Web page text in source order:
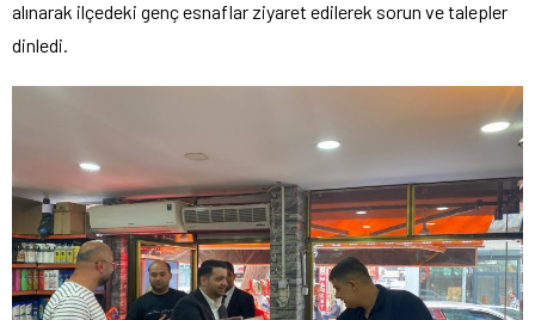
alınarak ilçedeki genç esnaflar ziyaret edilerek sorun ve talepler
dinledi.